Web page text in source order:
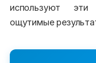
используют
ощутимые